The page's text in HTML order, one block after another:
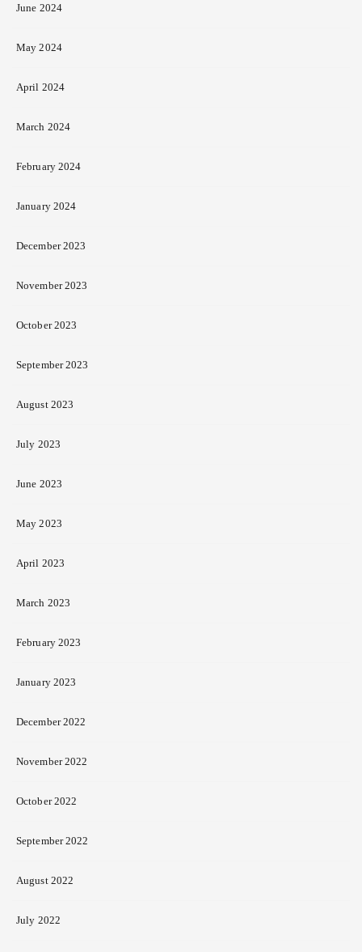
June 2024
May 2024
April 2024
March 2024
February 2024
January 2024
December 2023
November 2023
October 2023
September 2023
August 2023
July 2023
June 2023
May 2023
April 2023
March 2023
February 2023
January 2023
December 2022
November 2022
October 2022
September 2022
August 2022
July 2022